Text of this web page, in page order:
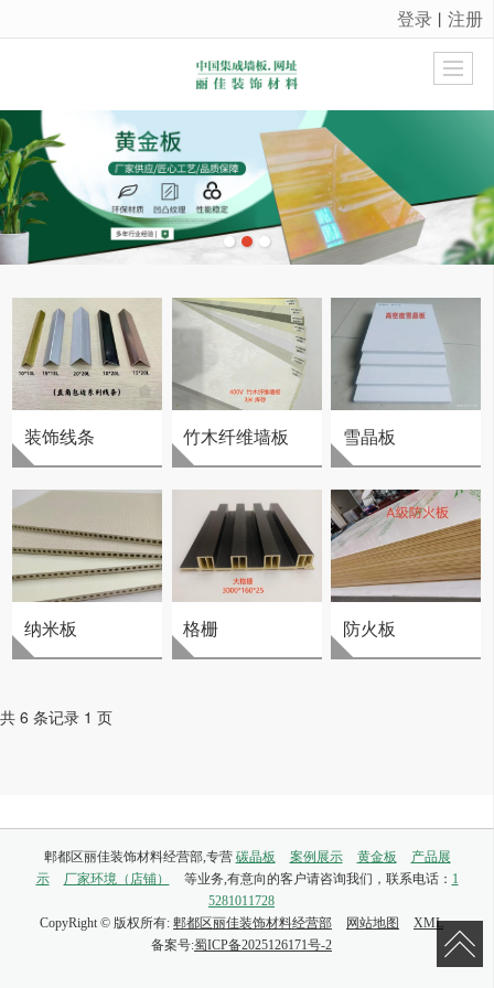
很遗憾，因您的浏览器版本过低导致无法获得最佳浏览体验，推荐下载安装谷歌浏览器！
登录 丨 注册
装饰线条 竹木纤维墙板 雪晶板
纳米板 格栅 防火板
共 6 条记录 1 页
郫都区丽佳装饰材料经营部,专营 碳晶板 案例展示 黄金板
产品展
示
厂家环境（店铺） 等业务,有意向的客户请咨询我们，联系电话： 1
5281011728
CopyRight © 版权所有: 郫都区丽佳装饰材料经营部 网站地图
XML
备案号:蜀ICP备2025126171号-2